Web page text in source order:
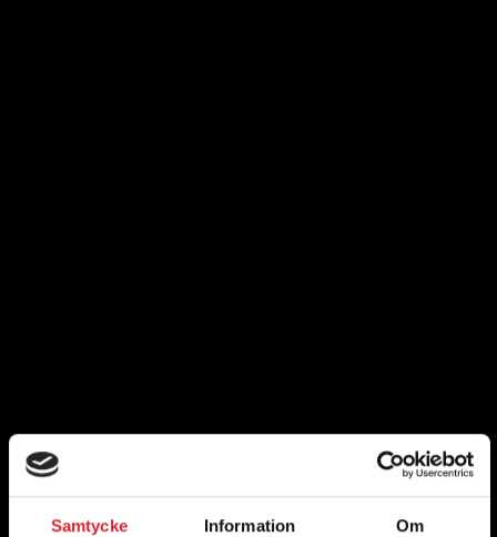
Samtycke Information Om